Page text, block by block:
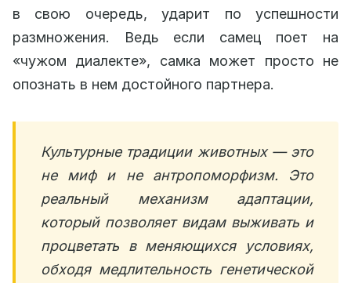
в свою очередь, ударит по успешности
размножения. Ведь если самец поет на
«чужом диалекте», самка может просто не
опознать в нем достойного партнера.
Культурные традиции животных — это
не миф и не антропоморфизм. Это
реальный механизм адаптации,
который позволяет видам выживать и
процветать в меняющихся условиях,
обходя медлительность генетической